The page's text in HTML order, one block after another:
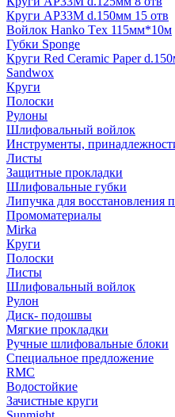
Круги AP33M d.150мм 15 отв
Войлок Hanko Tех 115мм*10м
Губки Sponge
Круги Red Ceramic Paper
Sandwox
Круги
Полоски
Рулоны
Шлифовальный войлок
Инструменты,
Листы
Защитные прокладки
Шлифовальные губки
Липучка для восстановления
Промоматериалы
Mirka
Круги
Полоски
Листы
Шлифовальный войлок
Рулон
Диск- подошвы
Мягкие прокладки
Ручные шлифовальные блоки
Специальное предложение
RMC
Водостойкие
Зачистные круги